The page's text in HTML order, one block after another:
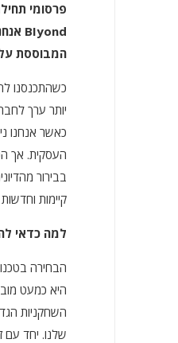
פרסומי
המבוססת על
יותר ערך
כאשר אנחנו
העסקית. אך
בבירור
קיימות
למה כדאי
השחקניות
שלנו. יחד עם